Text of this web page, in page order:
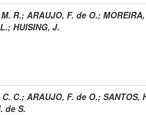
R.; ARAUJO, F. de O.;
; HUISING, J.
C.; ARAUJO, F. de O.; SANTOS,
de S.